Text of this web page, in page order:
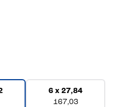
6 x 27,84
167,03